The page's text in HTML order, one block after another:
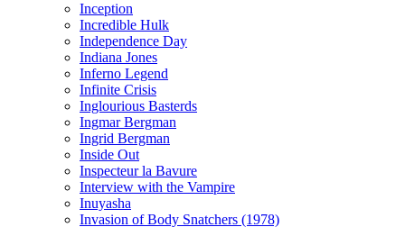
Inception
Incredible Hulk
Independence Day
Indiana Jones
Inferno Legend
Infinite Crisis
Inglourious Basterds
Ingmar Bergman
Ingrid Bergman
Inside Out
Inspecteur la Bavure
Interview with the Vampire
Inuyasha
Invasion of Body Snatchers (1978)